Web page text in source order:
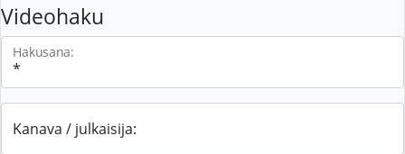
Videohaku
Hakusana:
Kanava / julkaisija: